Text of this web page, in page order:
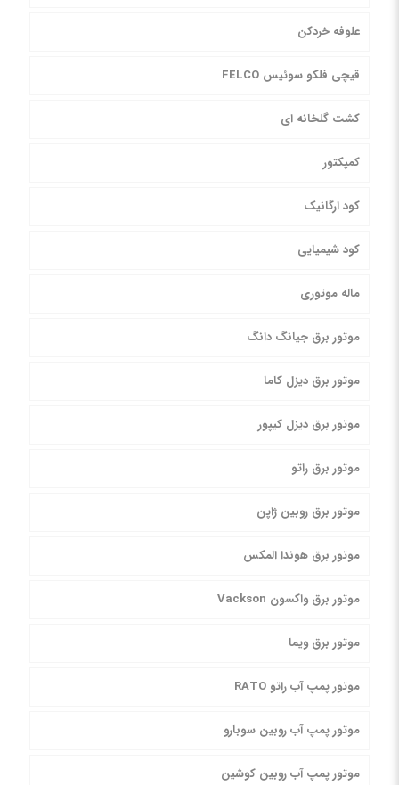
علوفه خردکن
قیچی فلکو سوئیس FELCO
کشت گلخانه ای
کمپکتور
کود ارگانیک
کود شیمیایی
ماله موتوری
موتور برق جیانگ دانگ
موتور برق دیزل کاما
موتور برق دیزل کیپور
موتور برق راتو
موتور برق روبین ژاپن
موتور برق هوندا المکس
موتور برق واکسون Vackson
موتور برق ویما
موتور پمپ آب راتو RATO
موتور پمپ آب روبین سوبارو
موتور پمپ آب روبین کوشین